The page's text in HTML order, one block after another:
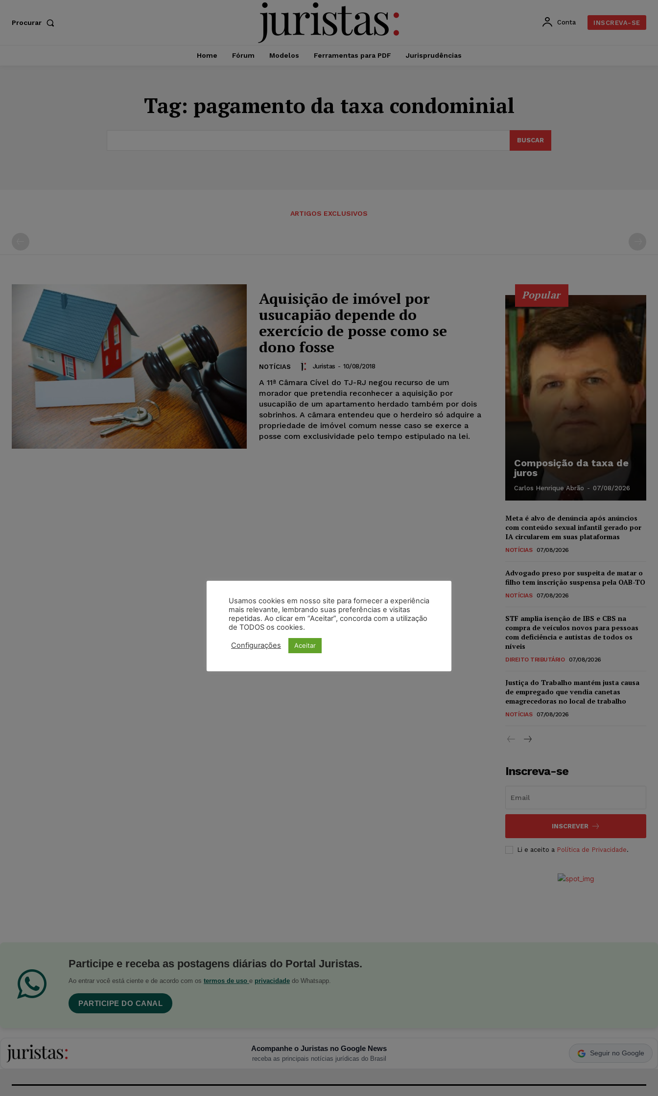
Procurar Conta INSCREVA-SE
Home Fórum Modelos Ferramentas para PDF Jurisprudências
Tag: pagamento da taxa condominial
BUSCAR
ARTIGOS EXCLUSIVOS
Aquisição de imóvel por
usucapião depende do
exercício de posse como se
dono fosse
NOTÍCIAS Juristas - 10/08/2018
A 11ª Câmara Cível do TJ-RJ negou recurso de um
morador que pretendia reconhecer a aquisição por
usucapião de um apartamento herdado também por dois
sobrinhos. A câmara entendeu que o herdeiro só adquire a
propriedade de imóvel comum nesse caso se exerce a
posse com exclusividade pelo tempo estipulado na lei.
Popular
Composição da taxa de
juros
Carlos Henrique Abrão - 07/08/2026
Meta é alvo de denúncia após anúncios
com conteúdo sexual infantil gerado por
IA circularem em suas plataformas
NOTÍCIAS 07/08/2026
Advogado preso por suspeita de matar o
filho tem inscrição suspensa pela OAB-TO
NOTÍCIAS 07/08/2026
STF amplia isenção de IBS e CBS na
compra de veículos novos para pessoas
com deficiência e autistas de todos os
níveis
DIREITO TRIBUTÁRIO 07/08/2026
Justiça do Trabalho mantém justa causa
de empregado que vendia canetas
emagrecedoras no local de trabalho
NOTÍCIAS 07/08/2026
Inscreva-se
INSCREVER
Li e aceito a Política de Privacidade.
Participe e receba as postagens diárias do Portal Juristas.
Ao entrar você está ciente e de acordo com os termos de uso e privacidade do Whatsapp.
PARTICIPE DO CANAL
Acompanhe o Juristas no Google News
receba as principais notícias jurídicas do Brasil
Seguir no Google
Usamos cookies em nosso site para fornecer a experiência
mais relevante, lembrando suas preferências e visitas
repetidas. Ao clicar em “Aceitar”, concorda com a utilização
de TODOS os cookies.
Configurações Aceitar